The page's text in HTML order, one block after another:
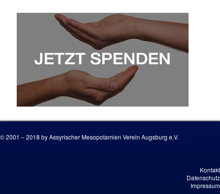
© 2001 – 2018 by Assyrischer Mesopotamien Verein Augsburg e.V.
Kontakt
Datenschutz
Impressum